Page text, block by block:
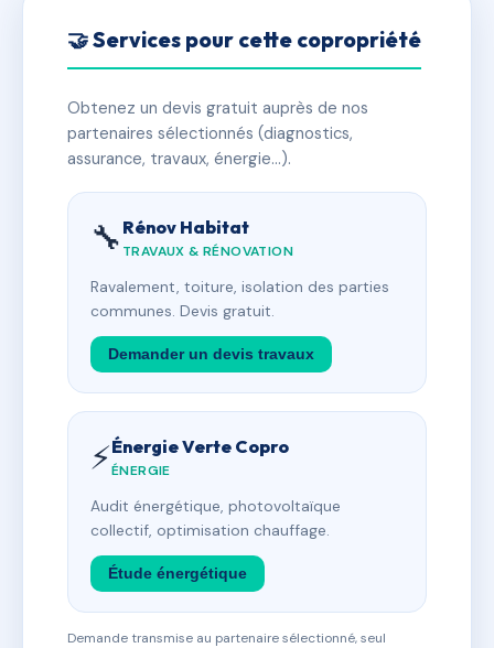
🤝 Services pour cette copropriété
Obtenez un devis gratuit auprès de nos
partenaires sélectionnés (diagnostics,
assurance, travaux, énergie…).
🔧 Rénov Habitat
TRAVAUX & RÉNOVATION
Ravalement, toiture, isolation des parties
communes. Devis gratuit.
Demander un devis travaux
⚡Énergie Verte Copro
ÉNERGIE
Audit énergétique, photovoltaïque
collectif, optimisation chauffage.
Étude énergétique
Demande transmise au partenaire sélectionné, seul